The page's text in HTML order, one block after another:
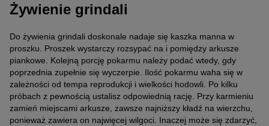
Żywienie grindali
Do żywienia grindali doskonale nadaje się kaszka manna w
proszku. Proszek wystarczy rozsypać na i pomiędzy arkusze
piankowe. Kolejną porcję pokarmu należy podać wtedy, gdy
poprzednia zupełnie się wyczerpie. Ilość pokarmu waha się w
zależności od tempa reprodukcji i wielkości hodowli. Po kilku
próbach z pewnością ustalisz odpowiednią rację. Przy karmieniu
zamień miejscami arkusze, zawsze najniższy kładź na wierzchu,
ponieważ zawiera on najwięcej wilgoci. Inaczej może się zdarzyć,